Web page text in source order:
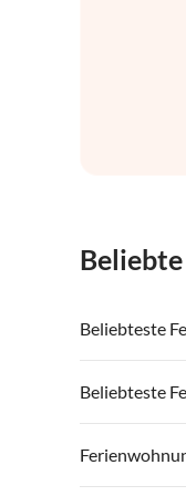
Beliebteste
Beliebteste